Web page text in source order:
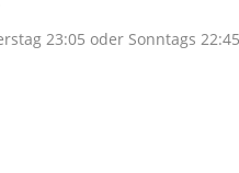
23:05 oder Sonntags